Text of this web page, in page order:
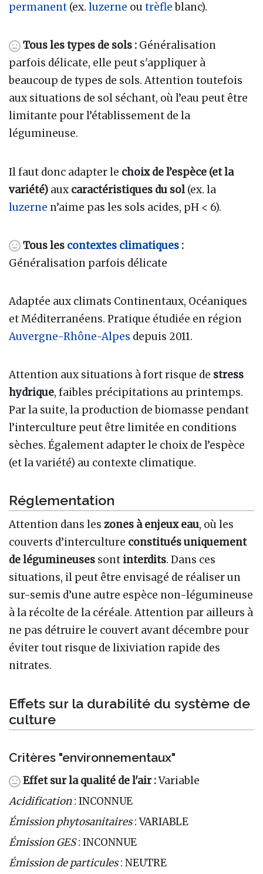
permanent (ex. luzerne ou trèfleblanc).
Tous les types de sols : Généralisation
parfois délicate, elle peut s'appliquer à
beaucoup de types de sols. Attention toutefois
aux situations de sol séchant, où l’eau peut être
limitante pour l’établissement de la
légumineuse.
Il faut donc adapter le choix de l’espèce (et la
variété) aux caractéristiques du sol(ex. la
luzerne n’aime pas les sols acides, pH < 6).
Tous les contextes climatiques :
Généralisation parfois délicate
Adaptée aux climats Continentaux, Océaniques
et Méditerranéens. Pratique étudiée en région
Auvergne-Rhône-Alpes depuis 2011.
Attention aux situations à fort risque de stress
hydrique, faibles précipitations au printemps.
Par la suite, la production de biomasse pendant
l’interculture peut être limitée en conditions
sèches. Également adapter le choix de l’espèce
(et la variété) au contexte climatique.
Réglementation
Attention dans les zones à enjeux eau, où les
couverts d’interculture constitués uniquement
de légumineuses sont interdits. Dans ces
situations, il peut être envisagé de réaliser un
sur-semis d’une autre espèce non-légumineuse
à la récolte de la céréale. Attention par ailleurs à
ne pas détruire le couvert avant décembre pour
éviter tout risque de lixiviation rapide des
nitrates.
Effets sur la durabilité du système de
culture
Critères "environnementaux"
Effet sur la qualité de l'air :Variable
Acidification: INCONNUE
Émission phytosanitaires: VARIABLE
Émission GES: INCONNUE
Émission de particules: NEUTRE